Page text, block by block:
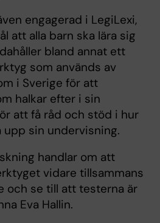
engagerad i LegiLexi,
att alla barn ska lära sig
bland annat ett
som används av
i Sverige för att
halkar efter i sin
att få råd och stöd i hur
upp sin undervisning.
handlar om att
vidare tillsammans
och se till att testerna är
Eva Hallin.